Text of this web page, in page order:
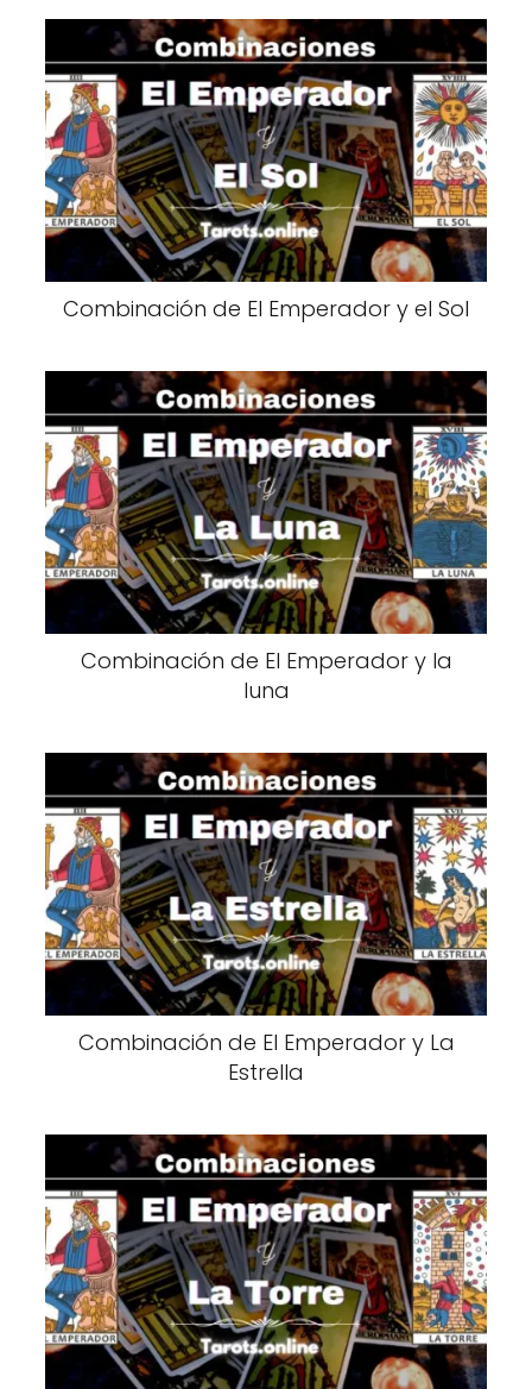
Combinación de El Emperador y el Sol
Combinación de El Emperador y la
luna
Combinación de El Emperador y La
Estrella